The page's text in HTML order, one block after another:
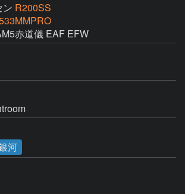
ン R200SS
赤道儀 EAF EFW
河